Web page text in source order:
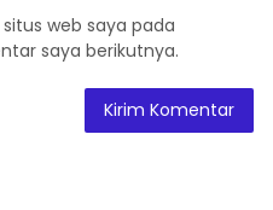
web saya pada
saya berikutnya.